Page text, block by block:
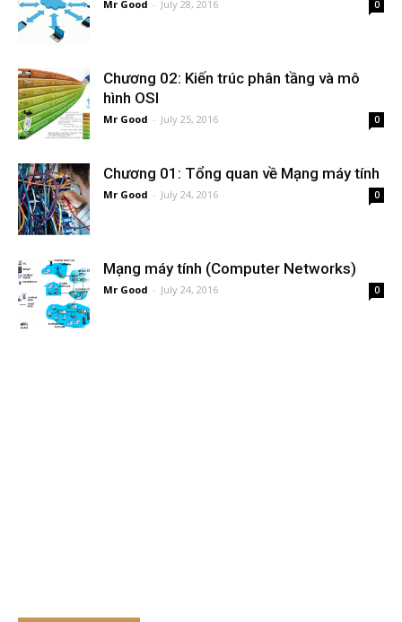
Mr Good - July 28, 2016 0
Chương 02: Kiến trúc phân tầng và mô
hình OSI
Mr Good - July 25, 2016 0
Chương 01: Tổng quan về Mạng máy tính
Mr Good - July 24, 2016 0
Mạng máy tính (Computer Networks)
Mr Good - July 24, 2016 0